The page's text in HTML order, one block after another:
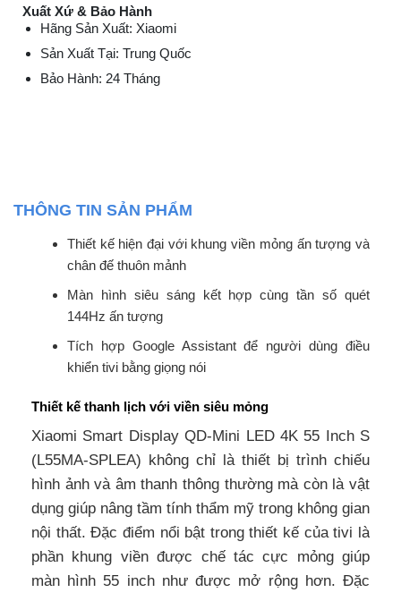
Xuất Xứ & Bảo Hành
Hãng Sản Xuất: Xiaomi
Sản Xuất Tại: Trung Quốc
Bảo Hành: 24 Tháng
THÔNG TIN SẢN PHẨM
Thiết kế hiện đại với khung viền mỏng ấn tượng và
chân đế thuôn mảnh
Màn hình siêu sáng kết hợp cùng tần số quét
144Hz ấn tượng
Tích hợp Google Assistant để người dùng điều
khiển tivi bằng giọng nói
Thiết kế thanh lịch với viền siêu mỏng
Xiaomi Smart Display QD-Mini LED 4K 55 Inch S
(L55MA-SPLEA) không chỉ là thiết bị trình chiếu
hình ảnh và âm thanh thông thường mà còn là vật
dụng giúp nâng tầm tính thẩm mỹ trong không gian
nội thất. Đặc điểm nổi bật trong thiết kế của tivi là
phần khung viền được chế tác cực mỏng giúp
màn hình 55 inch như được mở rộng hơn. Đặc